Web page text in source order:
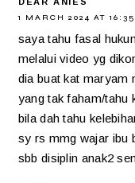
1 MARCH 2024 AT 16:35
saya tahu fasal
melalui video yg
dia buat kat maryam
yang tak faham/tahu
bila dah tahu
sy rs mmg wajar ibu
sbb disiplin anak2